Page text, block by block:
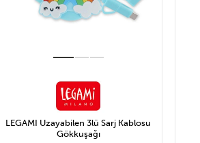
LEGAMI Uzayabilen 3lü Sarj Kablosu
Gökkuşağı